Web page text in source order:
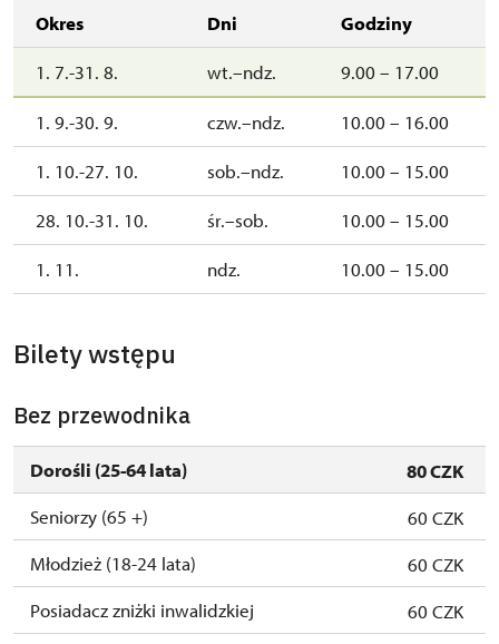
Okres Dni Godziny
1. 7.-31. 8. wt.–ndz. 9.00 – 17.00
1. 9.-30. 9. czw.–ndz. 10.00 – 16.00
1. 10.-27. 10. sob.–ndz. 10.00 – 15.00
28. 10.-31. 10. śr.–sob. 10.00 – 15.00
1. 11. ndz. 10.00 – 15.00
Bilety wstępu
Bez przewodnika
Dorośli (25-64 lata)
80 CZK
Seniorzy (65 +)
60 CZK
Młodzież (18-24 lata)
60 CZK
Posiadacz zniżki inwalidzkiej
60 CZK